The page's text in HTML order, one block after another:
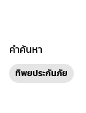
คำค้นหา
ทิพยประกันภัย